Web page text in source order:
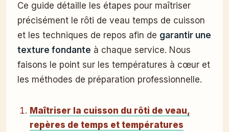
Ce guide détaille les étapes pour maîtriser
précisément le rôti de veau temps de cuisson
et les techniques de repos afin de garantir une
texture fondante à chaque service. Nous
faisons le point sur les températures à cœur et
les méthodes de préparation professionnelle.
Maîtriser la cuisson du rôti de veau,
repères de temps et températures